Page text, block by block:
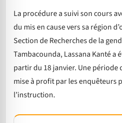
La procédure a suivi son cours
du mis en cause vers sa région
Section de Recherches de la
Tambacounda, Lassana Kanté a
partir du 18 janvier. Une
mise à profit par les enquêteurs
l’instruction.